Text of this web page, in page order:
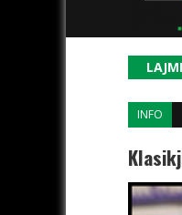
INFO